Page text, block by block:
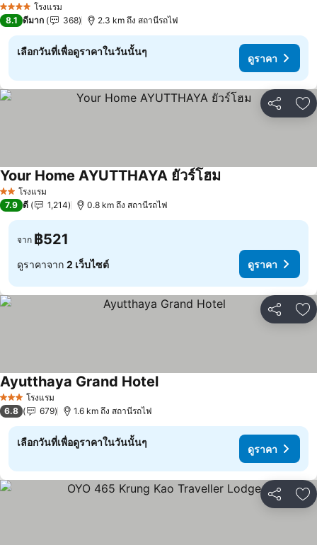
4 ดาว โรงแรม
8.1 ดีมาก 368 2.3 km ถึง สถานีรถไฟ
เลือกวันที่เพื่อดูราคาในวันนั้นๆ
ดูราคา
แชร์ เ
2 ดาวโรงแรม
Your Home AYUTTHAYA ยัวร์โฮม
7.9 ดี 1,214 0.8 km ถึง สถานีรถไฟ
จาก ฿521
ดูราคาจาก 2 เว็บไซต์ ดูราคา
แชร์ เ
3 ดาว โรงแรม
Ayutthaya Grand Hotel
6.8 679 1.6 km ถึง สถานีรถไฟ
เลือกวันที่เพื่อดูราคาในวันนั้นๆ
ดูราคา
แชร์ เ